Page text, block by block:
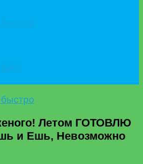
Летом ГОТОВЛЮ
и Ешь, Невозможно